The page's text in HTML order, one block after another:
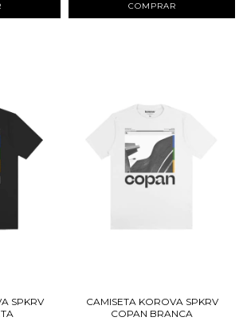
COMPRAR
SPKRV
CAMISETA KOROVA SPKRV
COPAN BRANCA